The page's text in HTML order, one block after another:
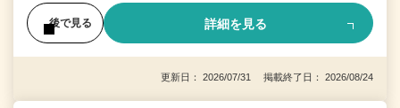
後で見る 詳細を見る
更新日： 2026/07/31 掲載終了日： 2026/08/24